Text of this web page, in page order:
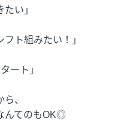
い」
フト組みたい！」
ート」
、
んてのもOK◎